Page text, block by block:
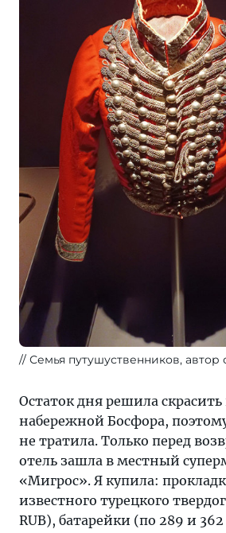
Семья путушуственников, автор
Остаток дня решила скрасить
набережной Босфора,
не тратила. Только перед
отель зашла в местный
«Мигрос». Я купила:
известного турецкого
RUB), батарейки (по 289 и 362